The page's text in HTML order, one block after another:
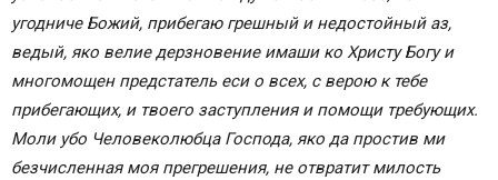
угодниче Божий, прибегаю грешный и недостойный аз,
ведый, яко велие дерзновение имаши ко Христу Богу и
многомощен предстатель еси о всех, с верою к тебе
прибегающих, и твоего заступления и помощи требующих.
Моли убо Человеколюбца Господа, яко да простив ми
безчисленная моя прегрешения, не отвратит милость